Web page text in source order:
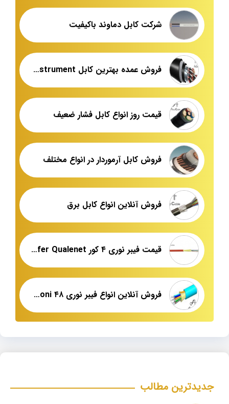
شرکت کابل دماوند باکیفیت
فروش عمده بهترین کابل instrument زره دار
قیمت روز انواع کابل فشار ضعیف
فروش کابل آرموردار در انواع مختلف
فروش آنلاین انواع کابل برق
قیمت فیبر نوری ۴ کور Tight buffer Qualenet
فروش آنلاین انواع فیبر نوری ۴۸ core leoni
جدیدترین مطالب